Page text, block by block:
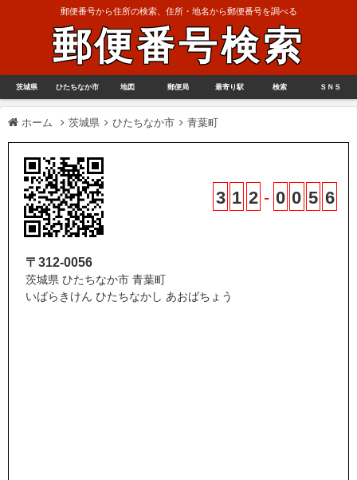
郵便番号から住所の検索、住所・地名から郵便番号を調べる
郵便番号検索
茨城県 ひたちなか市 地図 郵便局 最寄り駅 検索 ＳＮＳ
ホーム 茨城県 ひたちなか市 青葉町
3 1 2 - 0 0 5 6
〒312-0056
茨城県 ひたちなか市 青葉町
いばらきけん ひたちなかし あおばちょう